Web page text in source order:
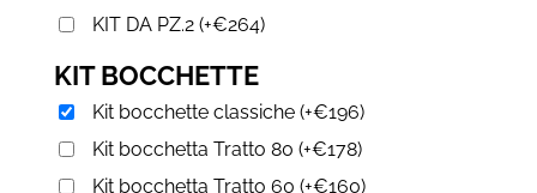
KIT DA PZ.2 (+€264)
KIT BOCCHETTE
Kit bocchette classiche (+€196)
Kit bocchetta Tratto 80 (+€178)
Kit bocchetta Tratto 60 (+€160)